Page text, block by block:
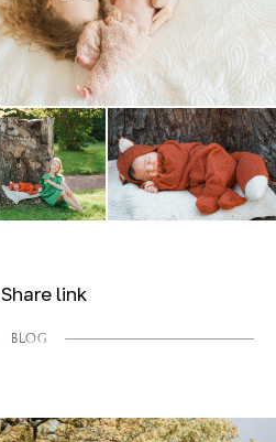
Share link
BLOG